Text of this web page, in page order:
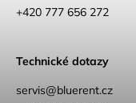
+420 777 656 272
Technické dotazy
servis@bluerent.cz